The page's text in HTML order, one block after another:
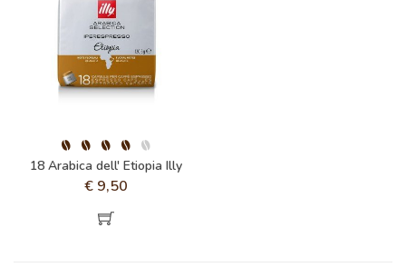
18 Arabica dell' Etiopia Illy
€ 9,50